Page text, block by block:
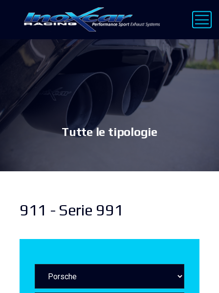
Tutte le tipologie
911 - Serie 991